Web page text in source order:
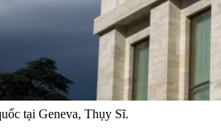
tại Geneva, Thụy Sĩ.